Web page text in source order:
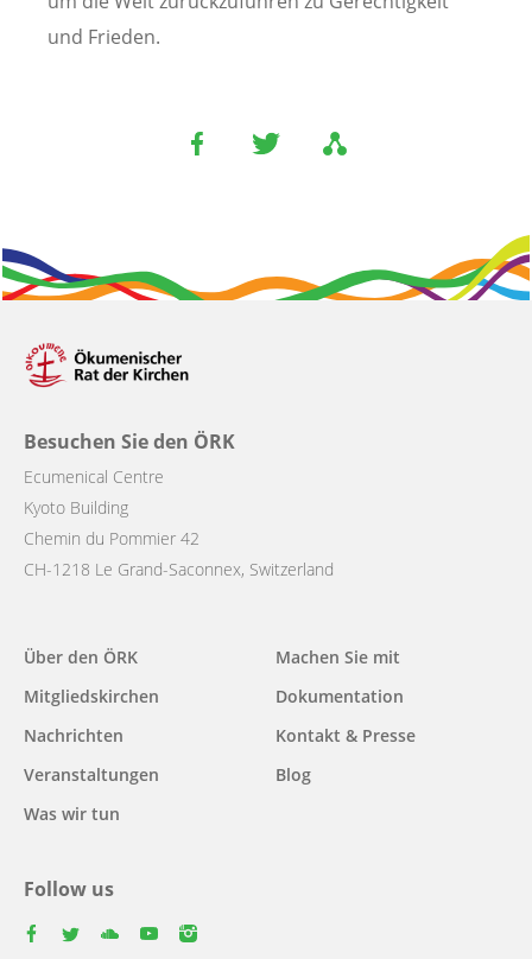
und Frieden.
Besuchen Sie den ÖRK
Ecumenical Centre
Kyoto Building
Chemin du Pommier 42
CH-1218 Le Grand-Saconnex, Switzerland
Main
navigation
Über den ÖRK
Mitgliedskirchen
Nachrichten
Veranstaltungen
Was wir tun
Machen Sie mit
Dokumentation
Kontakt & Presse
Blog
Follow us